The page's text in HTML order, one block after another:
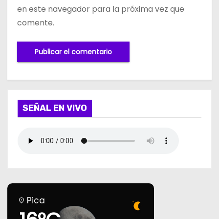
en este navegador para la próxima vez que
comente.
SEÑAL EN VIVO
Pica